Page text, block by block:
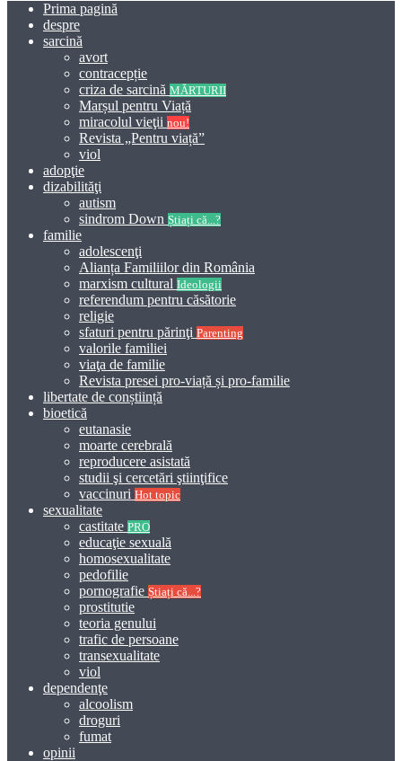
Prima pagină
despre
sarcină
avort
contracepție
criza de sarcină MĂRTURII
Marșul pentru Viață
miracolul vieţii nou!
Revista „Pentru viață”
viol
adopţie
dizabilităţi
autism
sindrom Down Știați că...?
familie
adolescenţi
Alianța Familiilor din România
marxism cultural Ideologii
referendum pentru căsătorie
religie
sfaturi pentru părinţi Parenting
valorile familiei
viaţa de familie
Revista presei pro-viață și pro-familie
libertate de conștiință
bioetică
eutanasie
moarte cerebrală
reproducere asistată
studii şi cercetări ştiinţifice
vaccinuri Hot topic
sexualitate
castitate PRO
educaţie sexuală
homosexualitate
pedofilie
pornografie Știați că...?
prostitutie
teoria genului
trafic de persoane
transexualitate
viol
dependenţe
alcoolism
droguri
fumat
opinii